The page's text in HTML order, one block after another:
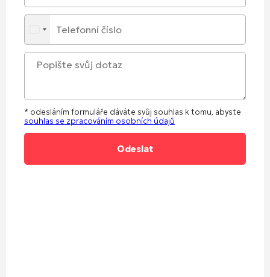
* odesláním formuláře dáváte svůj souhlas k tomu, abyste
souhlas se zpracováním osobních údajů